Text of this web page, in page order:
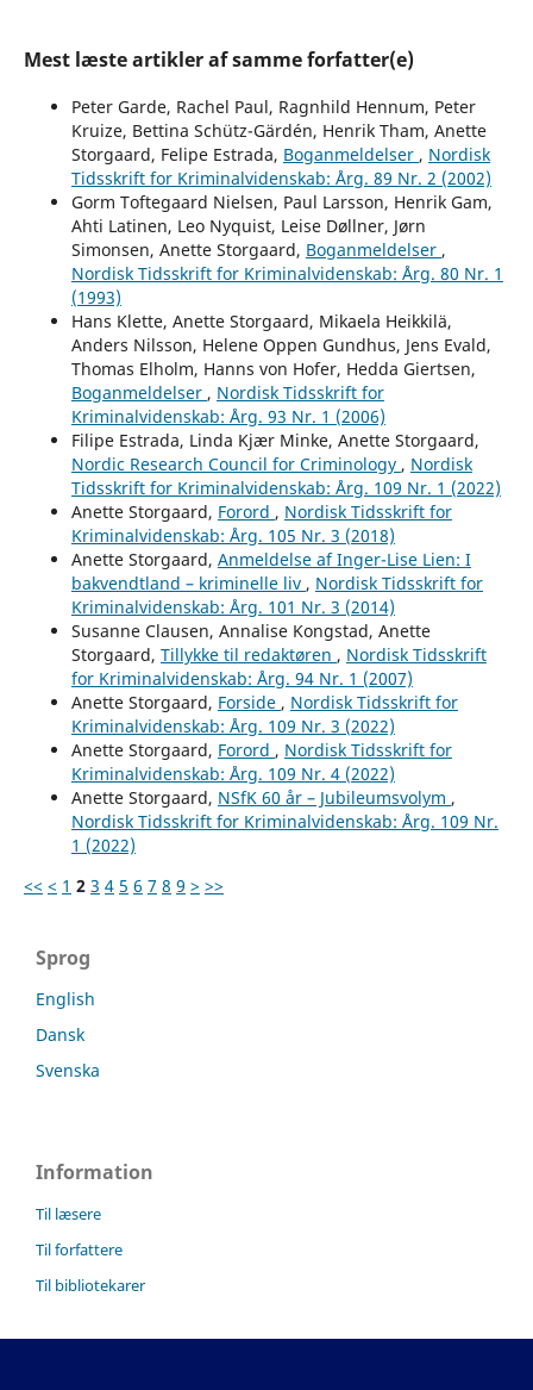
Mest læste artikler af samme forfatter(e)
Peter Garde, Rachel Paul, Ragnhild Hennum, Peter
Kruize, Bettina Schütz-Gärdén, Henrik Tham, Anette
Storgaard, Felipe Estrada, Boganmeldelser , Nordisk
Tidsskrift for Kriminalvidenskab: Årg. 89 Nr. 2 (2002)
Gorm Toftegaard Nielsen, Paul Larsson, Henrik Gam,
Ahti Latinen, Leo Nyquist, Leise Døllner, Jørn
Simonsen, Anette Storgaard, Boganmeldelser ,
Nordisk Tidsskrift for Kriminalvidenskab: Årg. 80 Nr. 1
(1993)
Hans Klette, Anette Storgaard, Mikaela Heikkilä,
Anders Nilsson, Helene Oppen Gundhus, Jens Evald,
Thomas Elholm, Hanns von Hofer, Hedda Giertsen,
Boganmeldelser , Nordisk Tidsskrift for
Kriminalvidenskab: Årg. 93 Nr. 1 (2006)
Filipe Estrada, Linda Kjær Minke, Anette Storgaard,
Nordic Research Council for Criminology , Nordisk
Tidsskrift for Kriminalvidenskab: Årg. 109 Nr. 1 (2022)
Anette Storgaard, Forord , Nordisk Tidsskrift for
Kriminalvidenskab: Årg. 105 Nr. 3 (2018)
Anette Storgaard, Anmeldelse af Inger-Lise Lien: I
bakvendtland – kriminelle liv , Nordisk Tidsskrift for
Kriminalvidenskab: Årg. 101 Nr. 3 (2014)
Susanne Clausen, Annalise Kongstad, Anette
Storgaard, Tillykke til redaktøren , Nordisk Tidsskrift
for Kriminalvidenskab: Årg. 94 Nr. 1 (2007)
Anette Storgaard, Forside , Nordisk Tidsskrift for
Kriminalvidenskab: Årg. 109 Nr. 3 (2022)
Anette Storgaard, Forord , Nordisk Tidsskrift for
Kriminalvidenskab: Årg. 109 Nr. 4 (2022)
Anette Storgaard, NSfK 60 år – Jubileumsvolym ,
Nordisk Tidsskrift for Kriminalvidenskab: Årg. 109 Nr.
1 (2022)
<< < 1 2 3 4 5 6 7 8 9 > >>
Sprog
English
Dansk
Svenska
Information
Til læsere
Til forfattere
Til bibliotekarer